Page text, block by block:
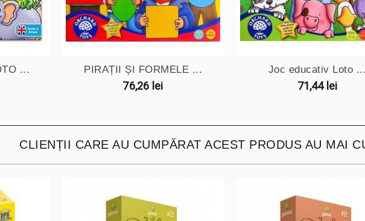
... PIRAȚII ȘI FORMELE ...
76,26 lei
Joc educativ Loto ...
71,44 lei
CLIENȚII CARE AU CUMPĂRAT ACEST PRODUS AU MAI